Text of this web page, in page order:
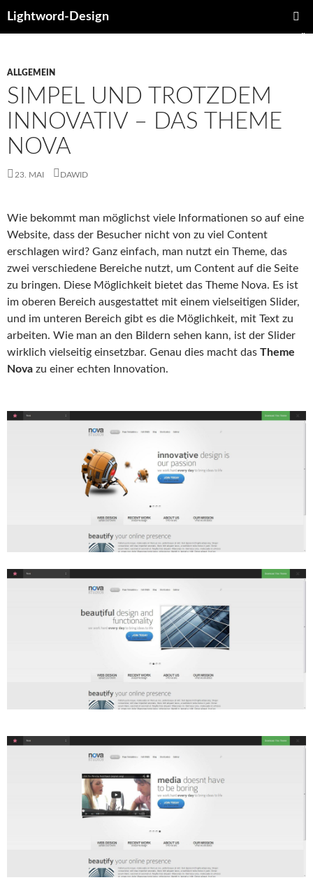
Lightword-Design
ALLGEMEIN
SIMPEL UND TROTZDEM
INNOVATIV – DAS THEME
NOVA
23. MAI DAWID
Wie bekommt man möglichst viele Informationen so auf eine
Website, dass der Besucher nicht von zu viel Content
erschlagen wird? Ganz einfach, man nutzt ein Theme, das
zwei verschiedene Bereiche nutzt, um Content auf die Seite
zu bringen. Diese Möglichkeit bietet das Theme Nova. Es ist
im oberen Bereich ausgestattet mit einem vielseitigen Slider,
und im unteren Bereich gibt es die Möglichkeit, mit Text zu
arbeiten. Wie man an den Bildern sehen kann, ist der Slider
wirklich vielseitig einsetzbar. Genau dies macht das Theme
Nova zu einer echten Innovation.